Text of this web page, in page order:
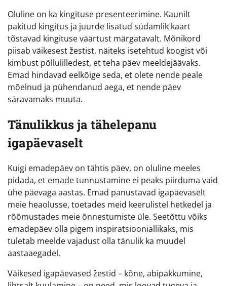
Oluline on ka kingituse presenteerimine. Kaunilt
pakitud kingitus ja juurde lisatud südamlik kaart
tõstavad kingituse väärtust märgatavalt. Mõnikord
piisab väikesest žestist, näiteks isetehtud koogist või
kimbust põllulilledest, et teha päev meeldejäävaks.
Emad hindavad eelkõige seda, et olete nende peale
mõelnud ja pühendanud aega, et nende päev
säravamaks muuta.
Tänulikkus ja tähelepanu
igapäevaselt
Kuigi emadepäev on tähtis päev, on oluline meeles
pidada, et emade tunnustamine ei peaks piirduma vaid
ühe päevaga aastas. Emad panustavad igapäevaselt
meie heaolusse, toetades meid keerulistel hetkedel ja
rõõmustades meie õnnestumiste üle. Seetõttu võiks
emadepäev olla pigem inspiratsiooniallikaks, mis
tuletab meelde vajadust olla tänulik ka muudel
aastaaegadel.
Väikesed igapäevased žestid – kõne, abipakkumine,